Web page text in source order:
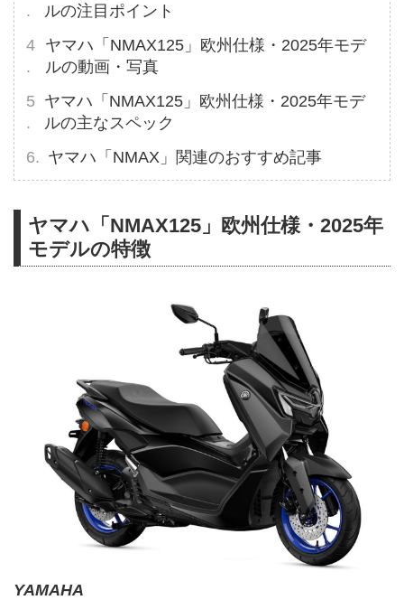
ルの注目ポイント
ヤマハ「NMAX125」欧州仕様・2025年モデ
ルの動画・写真
ヤマハ「NMAX125」欧州仕様・2025年モデ
ルの主なスペック
ヤマハ「NMAX」関連のおすすめ記事
ヤマハ「NMAX125」欧州仕様・2025年
モデルの特徴
YAMAHA